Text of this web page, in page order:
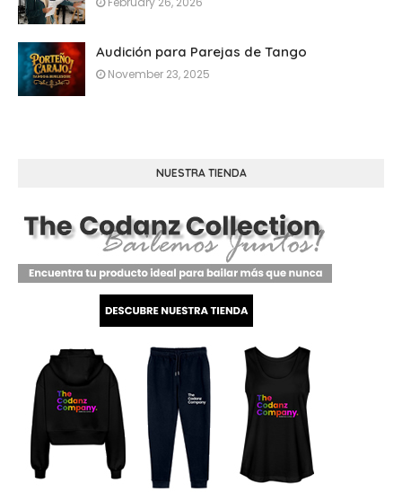
Audición para Parejas de Tango
November 23, 2025
NUESTRA TIENDA